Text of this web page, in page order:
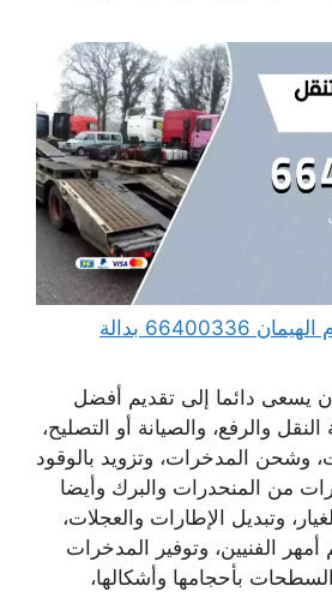
ونش كرين سطحة ام الهيمان 66400336 بدالة
يسعى دائما إلى تقديم أفضل
والرفع، والصيانة أو التصليح،
وشحن المدخرات، وتزويد بالوقود
من المنحدرات والبرك وأيضا
وتبديل الإطارات والعجلات،
أمهر الفنيين، وتوفير المدخرات
بأحجامها وأشكالها،